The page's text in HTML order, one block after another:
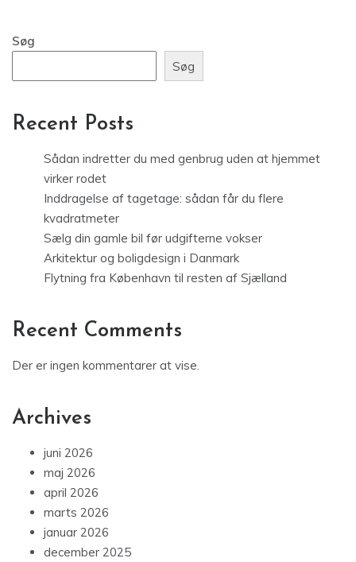
Søg
Søg
Recent Posts
Sådan indretter du med genbrug uden at hjemmet
virker rodet
Inddragelse af tagetage: sådan får du flere
kvadratmeter
Sælg din gamle bil før udgifterne vokser
Arkitektur og boligdesign i Danmark
Flytning fra København til resten af Sjælland
Recent Comments
Der er ingen kommentarer at vise.
Archives
juni 2026
maj 2026
april 2026
marts 2026
januar 2026
december 2025